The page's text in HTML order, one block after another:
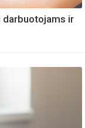
darbuotojams ir